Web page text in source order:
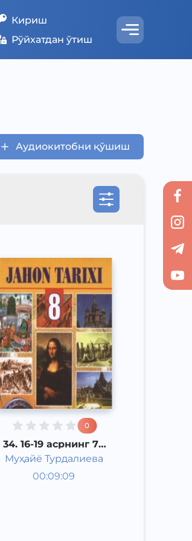
Кириш
Рўйхатдан ўтиш
Аудиокитобни қўшиш
0
34. 16-19 асрнинг 70
йилларигача бўлган
даврда Корея
Муҳайё Турдалиева
00:09:09
Жаҳон тарихи 8